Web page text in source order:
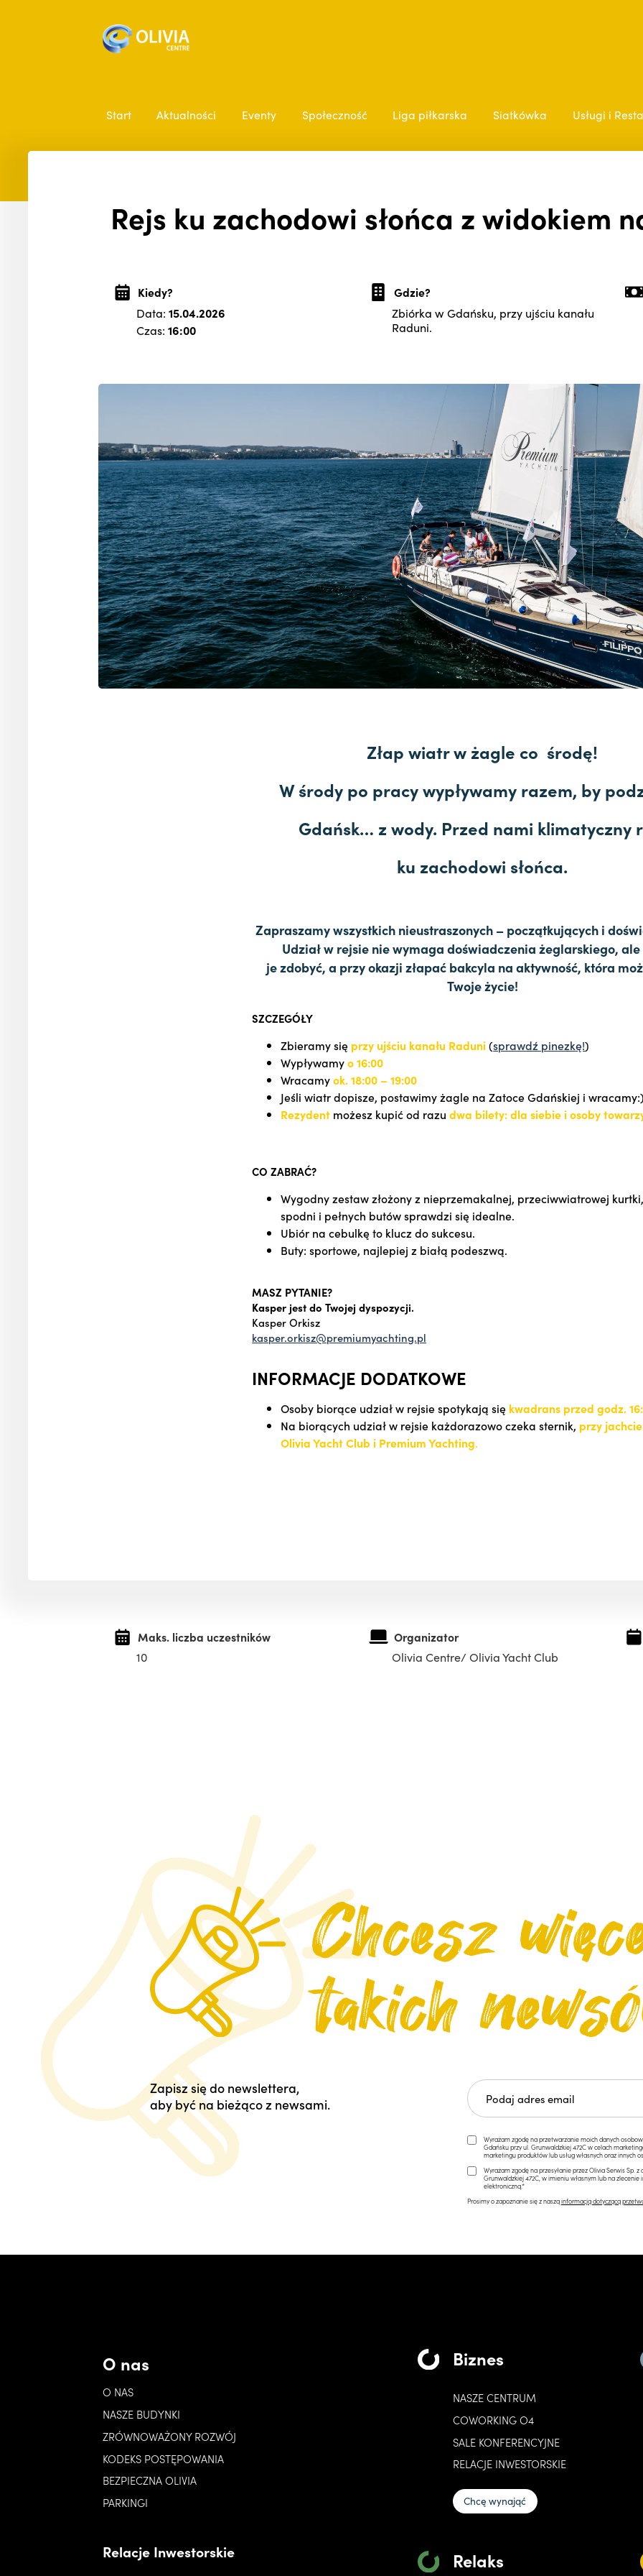
Start Aktualności Eventy Społeczność Liga piłkarska Siatkówka Usługi i
Rejs ku zachodowi słońca z widokiem
Kiedy?
Data: 15.04.2026
Czas: 16:00
Gdzie?
Zbiórka w Gdańsku, przy ujściu kanału
Raduni.
Złap wiatr w żagle co środę!
W środy po pracy wypływamy razem, by
Gdańsk… z wody. Przed nami klimatyczny
ku zachodowi słońca.
Zapraszamy wszystkich nieustraszonych – początkujących i
Udział w rejsie nie wymaga doświadczenia żeglarskiego,
je zdobyć, a przy okazji złapać bakcyla na aktywność, która
Twoje życie!
SZCZEGÓŁY
Zbieramy się przy ujściu kanału Raduni(sprawdź pinezkę!)
Wypływamyo 16:00
Wracamyok. 18:00 – 19:00
Jeśli wiatr dopisze, postawimy żagle na Zatoce Gdańskiej i wracamy:)
Rezydent możesz kupić od razudwa bilety: dla siebie i osoby
CO ZABRAĆ?
Wygodny zestaw złożony z nieprzemakalnej, przeciwwiatrowej
spodni i pełnych butów sprawdzi się idealne.
Ubiór na cebulkę to klucz do sukcesu.
Buty: sportowe, najlepiej z białą podeszwą.
MASZ PYTANIE?
Kasper jest do Twojej dyspozycji.
Kasper Orkisz
kasper.orkisz@premiumyachting.pl
INFORMACJE DODATKOWE
Osoby biorące udział w rejsie spotykają się kwadrans przed godz.
Na biorących udział w rejsie każdorazowo czeka sternik, przy
Olivia Yacht Club i Premium Yachting.
Maks. liczba uczestników
10
Organizator
Olivia Centre/ Olivia Yacht Club
Zapisz się do newslettera,
aby być na bieżąco z newsami.
Wyrażam zgodę na przetwarzanie moich danych
Gdańsku przy ul. Grunwaldzkiej 472C w celach
marketingu produktów lub usług własnych oraz innych
Wyrażam zgodę na przesyłanie przez Olivia Serwis Sp. z
Grunwaldzkiej 472C, w imieniu własnym lub na
elektroniczną.*
Prosimy o zapoznanie się z nasząinformacją dotyczącą
O nas
O NAS
NASZE BUDYNKI
ZRÓWNOWAŻONY ROZWÓJ
KODEKS POSTĘPOWANIA
BEZPIECZNA OLIVIA
PARKINGI
Relacje Inwestorskie
Biznes
NASZE CENTRUM
COWORKING O4
SALE KONFERENCYJNE
RELACJE INWESTORSKIE
Chcę wynająć
Relaks